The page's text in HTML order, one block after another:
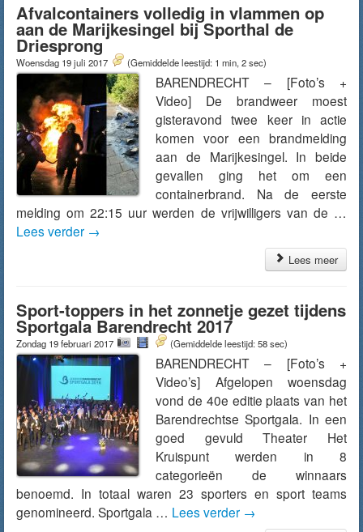
Afvalcontainers volledig in vlammen op
aan de Marijkesingel bij Sporthal de
Driesprong
Woensdag 19 juli 2017 (Gemiddelde leestijd: 1 min, 2 sec)
BARENDRECHT – [Foto’s +
Video] De brandweer moest
gisteravond twee keer in actie
komen voor een brandmelding
aan de Marijkesingel. In beide
gevallen ging het om een
containerbrand. Na de eerste
melding om 22:15 uur werden de vrijwilligers van de …
Lees verder →
Lees meer
Sport-toppers in het zonnetje gezet tijdens
Sportgala Barendrecht 2017
Zondag 19 februari 2017 (Gemiddelde leestijd: 58 sec)
BARENDRECHT – [Foto’s +
Video’s] Afgelopen woensdag
vond de 40e editie plaats van het
Barendrechtse Sportgala. In een
goed gevuld Theater Het
Kruispunt werden in 8
categorieën de winnaars
benoemd. In totaal waren 23 sporters en sport teams
genomineerd. Sportgala … Lees verder →